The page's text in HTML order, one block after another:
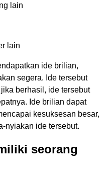
lain
lain
ide brilian,
segera. Ide tersebut
berhasil, ide tersebut
Ide brilian dapat
kesuksesan besar,
nyiakan ide tersebut.
seorang